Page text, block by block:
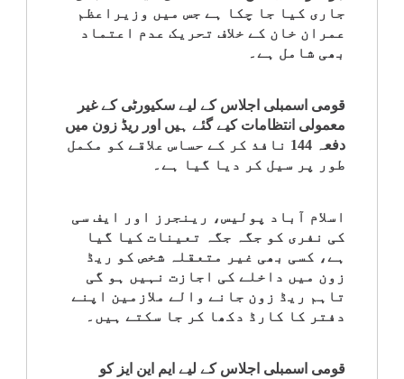
قومی
سپلیمنٹس
جاری کیا جا چکا ہے جس میں وزیراعظم
عمران خان کے خلاف تحریک عدم اعتماد
بھی شامل ہے۔
قومی اسمبلی اجلاس کے لیے سکیورٹی کے غیر
معمولی انتظامات کیے گئے ہیں اور ریڈ زون میں
دفعہ 144 نافذ کر کے حساس علاقے کو مکمل
طور پر سیل کر دیا گیا ہے۔
اسلام آباد پولیس، رینجرز اور ایف سی
کی نفری کو جگہ جگہ تعینات کیا گیا
ہے، کسی بھی غیر متعقلہ شخص کو ریڈ
زون میں داخلے کی اجازت نہیں ہو گی
تاہم ریڈ زون جانے والے ملازمین اپنے
دفتر کا کارڈ دکھا کر جا سکتے ہیں۔
قومی اسمبلی اجلاس کے لیے ایم این ایز کو